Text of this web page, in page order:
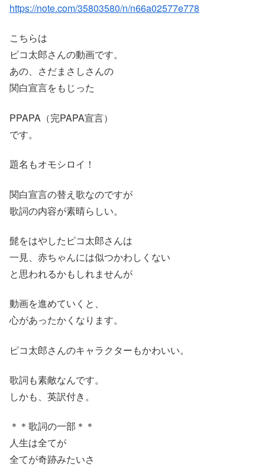
https://note.com/35803580/n/n66a02577e778
こちらは
ピコ太郎さんの動画です。
あの、さだまさしさんの
関白宣言をもじった
PPAPA（完PAPA宣言）
です。
題名もオモシロイ！
関白宣言の替え歌なのですが
歌詞の内容が素晴らしい。
髭をはやしたピコ太郎さんは
一見、赤ちゃんには似つかわしくない
と思われるかもしれませんが
動画を進めていくと、
心があったかくなります。
ピコ太郎さんのキャラクターもかわいい。
歌詞も素敵なんです。
しかも、英訳付き。
＊＊歌詞の一部＊＊
人生は全てが
全てが奇跡みたいさ